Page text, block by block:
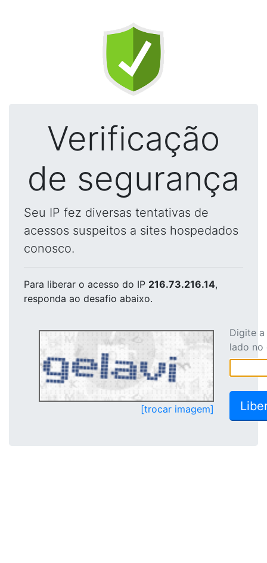
Verificação
de segurança
Seu IP fez diversas tentativas de
acessos suspeitos a sites hospedados
conosco.
Para liberar o acesso do IP 216.73.216.14,
responda ao desafio abaixo.
[trocar imagem]
Digite
lado no